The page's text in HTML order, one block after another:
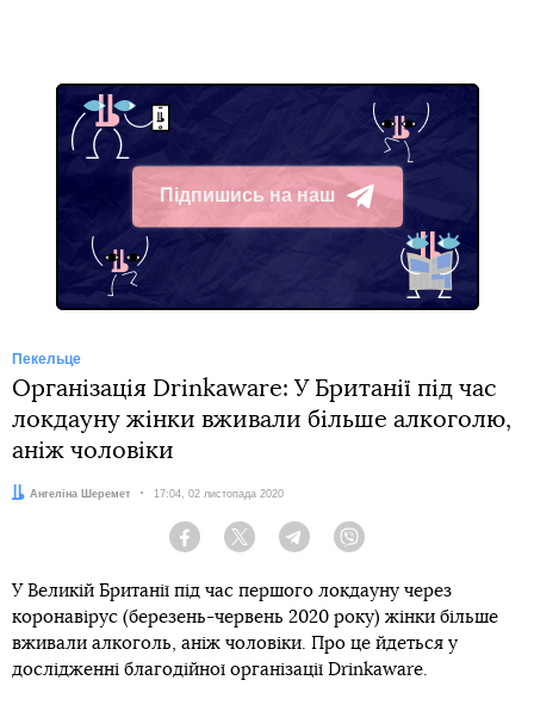
Підпишись на наш
Telegram
Пекельце
Організація Drinkaware: У Британії під час
локдауну жінки вживали більше алкоголю,
аніж чоловіки
Автор:
Ангеліна Шеремет Дата:
17:04, 02 листопада 2020
Facebook Twitter Telegram
У Великій Британії під час першого локдауну через
коронавірус (березень-червень 2020 року) жінки більше
вживали алкоголь, аніж чоловіки. Про це йдеться у
дослідженні благодійної організації Drinkaware.